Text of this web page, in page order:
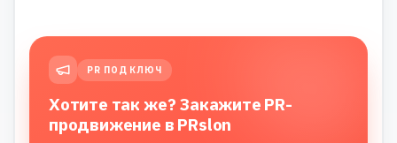
PR ПОД КЛЮЧ
Хотите так же? Закажите PR-
продвижение в PRslon